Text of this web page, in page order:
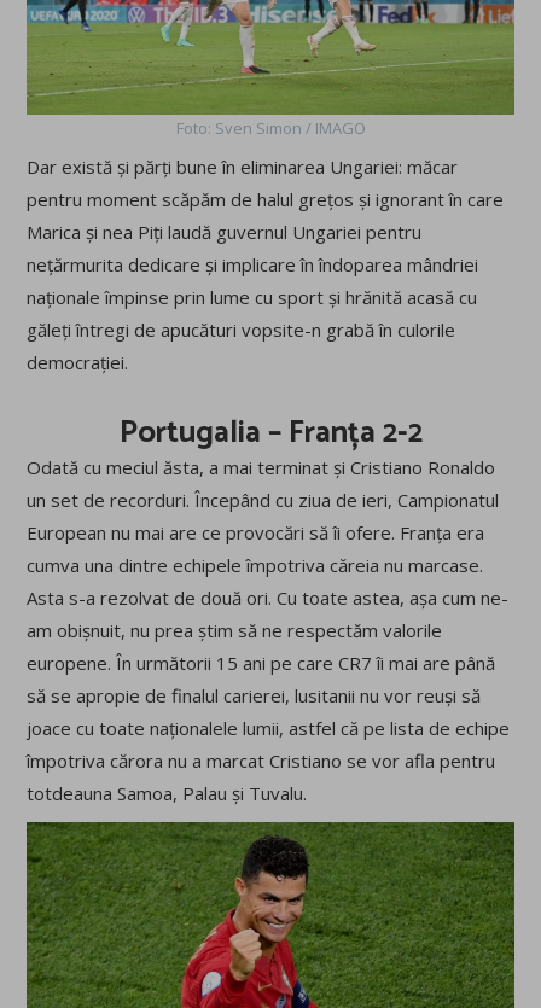
Foto: Sven Simon / IMAGO
Dar există și părți bune în eliminarea Ungariei: măcar
pentru moment scăpăm de halul grețos și ignorant în care
Marica și nea Piți laudă guvernul Ungariei pentru
nețărmurita dedicare și implicare în îndoparea mândriei
naționale împinse prin lume cu sport și hrănită acasă cu
găleți întregi de apucături vopsite-n grabă în culorile
democrației.
Portugalia – Franța 2-2
Odată cu meciul ăsta, a mai terminat și Cristiano Ronaldo
un set de recorduri. Începând cu ziua de ieri, Campionatul
European nu mai are ce provocări să îi ofere. Franța era
cumva una dintre echipele împotriva căreia nu marcase.
Asta s-a rezolvat de două ori. Cu toate astea, așa cum ne-
am obișnuit, nu prea știm să ne respectăm valorile
europene. În următorii 15 ani pe care CR7 îi mai are până
să se apropie de finalul carierei, lusitanii nu vor reuși să
joace cu toate naționalele lumii, astfel că pe lista de echipe
împotriva cărora nu a marcat Cristiano se vor afla pentru
totdeauna Samoa, Palau și Tuvalu.